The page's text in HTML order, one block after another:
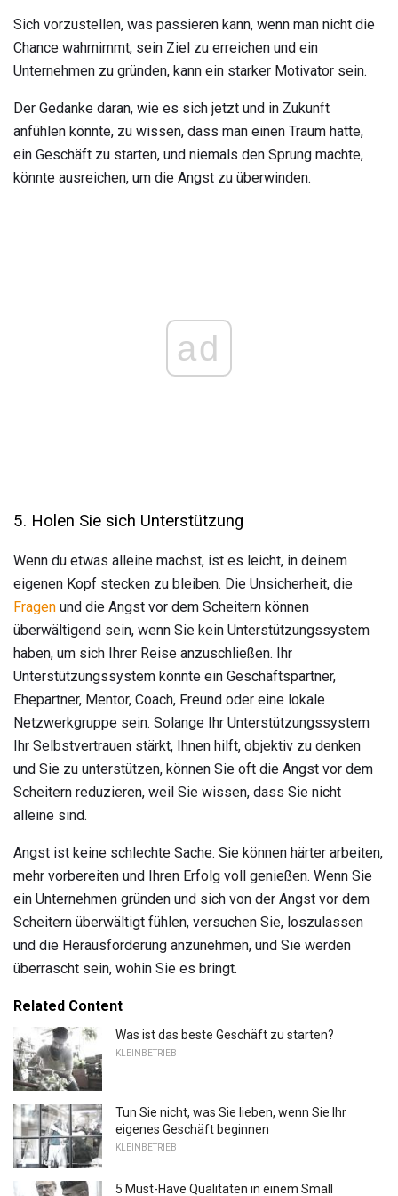
Sich vorzustellen, was passieren kann, wenn man nicht die
Chance wahrnimmt, sein Ziel zu erreichen und ein
Unternehmen zu gründen, kann ein starker Motivator sein.
Der Gedanke daran, wie es sich jetzt und in Zukunft
anfühlen könnte, zu wissen, dass man einen Traum hatte,
ein Geschäft zu starten, und niemals den Sprung machte,
könnte ausreichen, um die Angst zu überwinden.
ad
5. Holen Sie sich Unterstützung
Wenn du etwas alleine machst, ist es leicht, in deinem
eigenen Kopf stecken zu bleiben. Die Unsicherheit, die
Fragen und die Angst vor dem Scheitern können
überwältigend sein, wenn Sie kein Unterstützungssystem
haben, um sich Ihrer Reise anzuschließen. Ihr
Unterstützungssystem könnte ein Geschäftspartner,
Ehepartner, Mentor, Coach, Freund oder eine lokale
Netzwerkgruppe sein. Solange Ihr Unterstützungssystem
Ihr Selbstvertrauen stärkt, Ihnen hilft, objektiv zu denken
und Sie zu unterstützen, können Sie oft die Angst vor dem
Scheitern reduzieren, weil Sie wissen, dass Sie nicht
alleine sind.
Angst ist keine schlechte Sache. Sie können härter arbeiten,
mehr vorbereiten und Ihren Erfolg voll genießen. Wenn Sie
ein Unternehmen gründen und sich von der Angst vor dem
Scheitern überwältigt fühlen, versuchen Sie, loszulassen
und die Herausforderung anzunehmen, und Sie werden
überrascht sein, wohin Sie es bringt.
Related Content
Was ist das beste Geschäft zu starten?
KLEINBETRIEB
Tun Sie nicht, was Sie lieben, wenn Sie Ihr
eigenes Geschäft beginnen
KLEINBETRIEB
5 Must-Have Qualitäten in einem Small